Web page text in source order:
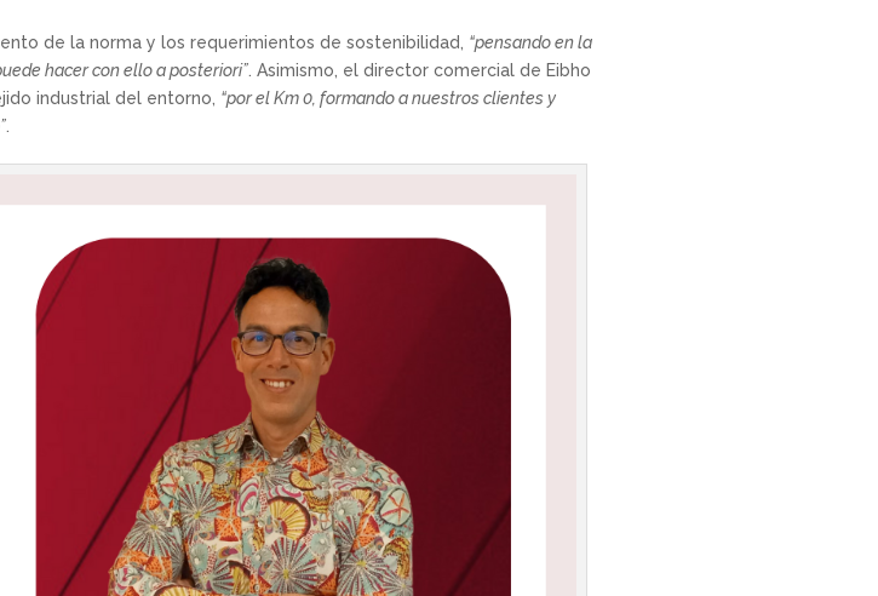
de la norma y los requerimientos de sostenibilidad, “pensando en la
hacer con ello a posteriori”. Asimismo, el director comercial de Eibho
industrial del entorno, “por el Km 0, formando a nuestros clientes y
.